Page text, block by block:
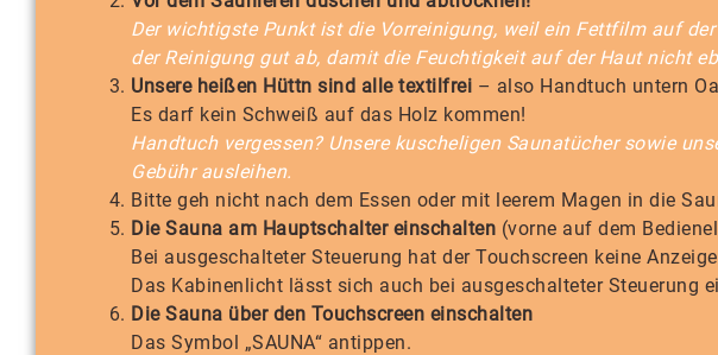
Der wichtigste Punkt ist die Vorreinigung, weil ein Fettfilm auf
der Reinigung gut ab, damit die Feuchtigkeit auf der Haut nicht
Unsere heißen Hüttn sind alle textilfrei – also Handtuch untern
Es darf kein Schweiß auf das Holz kommen!
Handtuch vergessen? Unsere kuscheligen Saunatücher sowie
Gebühr ausleihen.
Bitte geh nicht nach dem Essen oder mit leerem Magen in die
Die Sauna am Hauptschalter einschalten (vorne auf dem
Bei ausgeschalteter Steuerung hat der Touchscreen keine
Das Kabinenlicht lässt sich auch bei ausgeschalteter Steuerung
Die Sauna über den Touchscreen einschalten
Das Symbol „SAUNA“ antippen.